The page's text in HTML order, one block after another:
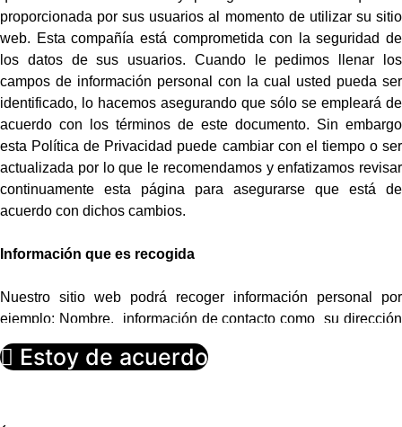
proporcionada por sus usuarios al momento de utilizar su sitio
web. Esta compañía está comprometida con la seguridad de
los datos de sus usuarios. Cuando le pedimos llenar los
campos de información personal con la cual usted pueda ser
identificado, lo hacemos asegurando que sólo se empleará de
acuerdo con los términos de este documento. Sin embargo
esta Política de Privacidad puede cambiar con el tiempo o ser
actualizada por lo que le recomendamos y enfatizamos revisar
continuamente esta página para asegurarse que está de
acuerdo con dichos cambios.
Información que es recogida
Nuestro sitio web podrá recoger información personal por
ejemplo: Nombre, información de contacto como su dirección
de correo electrónica e información demográfica. Así mismo
cuando sea necesario podrá ser requerida información
Estoy de acuerdo